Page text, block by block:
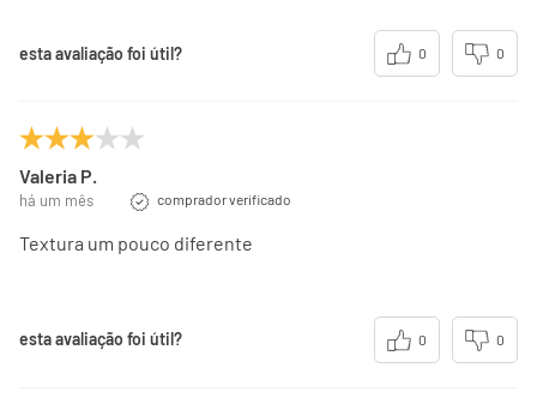
esta avaliação foi útil? 0 0
Valeria P.
há um mês comprador verificado
Textura um pouco diferente
esta avaliação foi útil? 0 0